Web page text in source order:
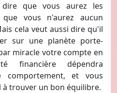
dire que vous aurez les
vous n'aurez aucun
cela veut aussi dire qu'il
sur une planète porte-
miracle votre compte en
financière dépendra
comportement, et vous
à trouver un bon équilibre.